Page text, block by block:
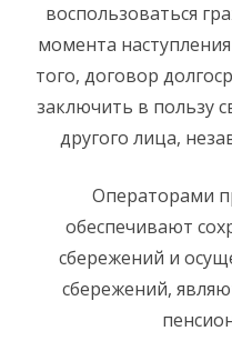
воспользоваться
момента
того, договор
заключить в пользу
другого лица,
Операторами
обеспечивают
сбережений и
сбережений,